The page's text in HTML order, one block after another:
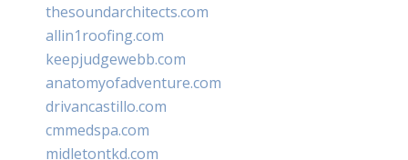
thesoundarchitects.com
allin1roofing.com
keepjudgewebb.com
anatomyofadventure.com
drivancastillo.com
cmmedspa.com
midletontkd.com